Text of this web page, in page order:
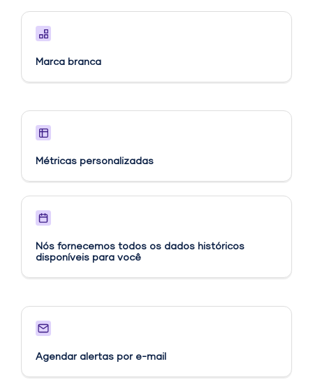
Marca branca
Métricas personalizadas​
Nós fornecemos todos os dados históricos
disponíveis para você
Agendar alertas por e-mail